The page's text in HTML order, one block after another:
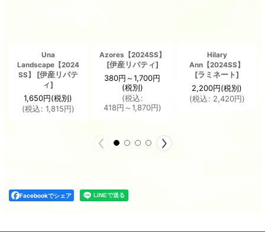
Una
Landscape【2024
SS】
[伊産リバテ
ィ]
1,650円(税別)
(税込: 1,815円)
Azores【2024SS】
[伊産リバティ]
380円～1,700円
(税別)
(税込:
418円 ～1,870円)
Hilary
Ann【2024SS】
[ラミネート]
2,200円(税別)
(税込: 2,420円)
Facebookでシェア